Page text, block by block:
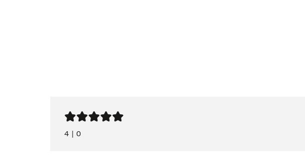
4 | 0